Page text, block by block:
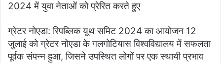
2024 में युवा नेताओं को प्रेरित करते हुए
ग्रेटर नोएडा: रिपब्लिक यूथ समिट 2024 का आयोजन 12
जुलाई को ग्रेटर नोएडा के गलगोटियास विश्वविद्यालय में सफलता
पूर्वक संपन्न हुआ, जिसने उपस्थित लोगों पर एक स्थायी प्रभाव